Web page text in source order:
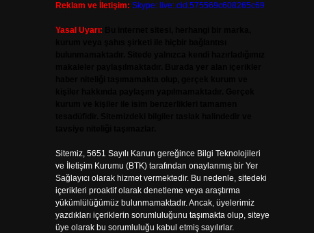
Reklam ve İletişim: Skype: live:.cid.575569c608265c69
Yasal Uyarı:
Sitemiz, 5651 Sayılı Kanun gereğince Bilgi Teknolojileri
ve İletişim Kurumu (BTK) tarafından onaylanmış bir Yer
Sağlayıcı olarak hizmet vermektedir. Bu nedenle, sitedeki
içerikleri proaktif olarak denetleme veya araştırma
yükümlülüğümüz bulunmamaktadır. Ancak, üyelerimiz
yazdıkları içeriklerin sorumluluğunu taşımakta olup, siteye
üye olarak bu sorumluluğu kabul etmiş sayılırlar.